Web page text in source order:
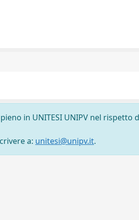
in UNITESI UNIPV nel rispetto
a: unitesi@unipv.it.